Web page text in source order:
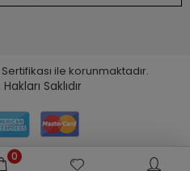
ile korunmaktadır.
Saklıdır
0